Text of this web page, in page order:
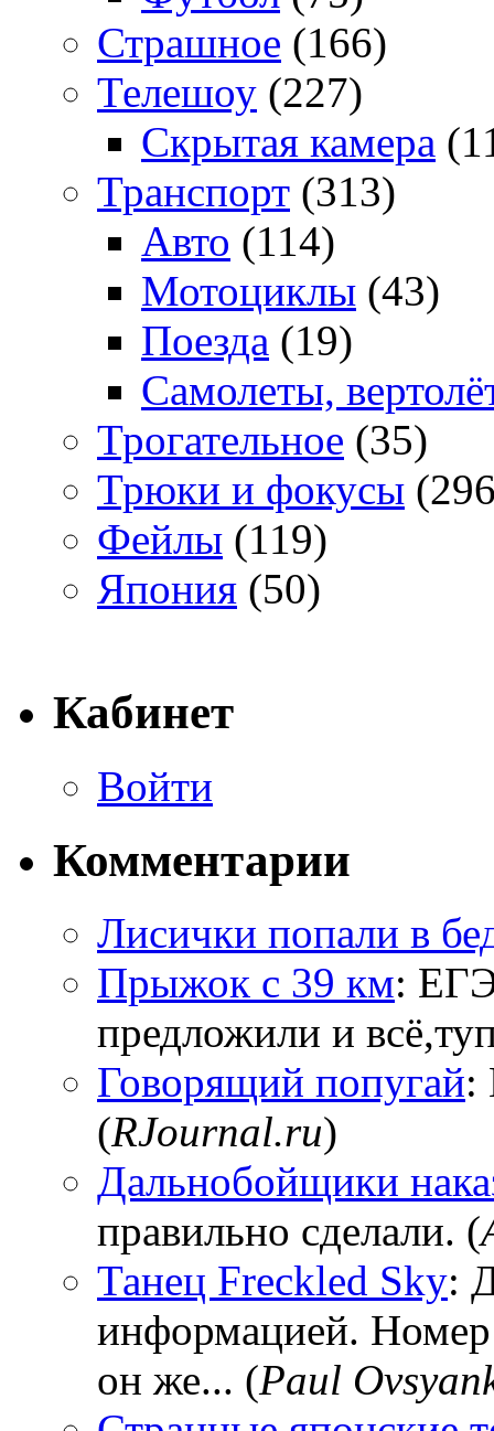
Страшное (166)
Телешоу (227)
Скрытая камера
Транспорт (313)
Авто (114)
Мотоциклы (43)
Поезда (19)
Самолеты,
Трогательное (35)
Трюки и фокусы
Фейлы (119)
Япония (50)
Кабинет
Войти
Комментарии
Лисички попали в
Прыжок с 39 км:
предложили и
Говорящий попугай:
(RJournal.ru)
Дальнобойщики
правильно сделали. (
Танец Freckled Sky:
информацией.
он же... (Paul